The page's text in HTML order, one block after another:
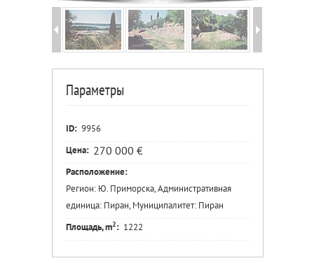
Параметры
ID: 9956
Цена: 270 000 €
Расположение:
Регион: Ю. Приморска, Административная
единица: Пиран, Муниципалитет: Пиран
Площадь, m2: 1222